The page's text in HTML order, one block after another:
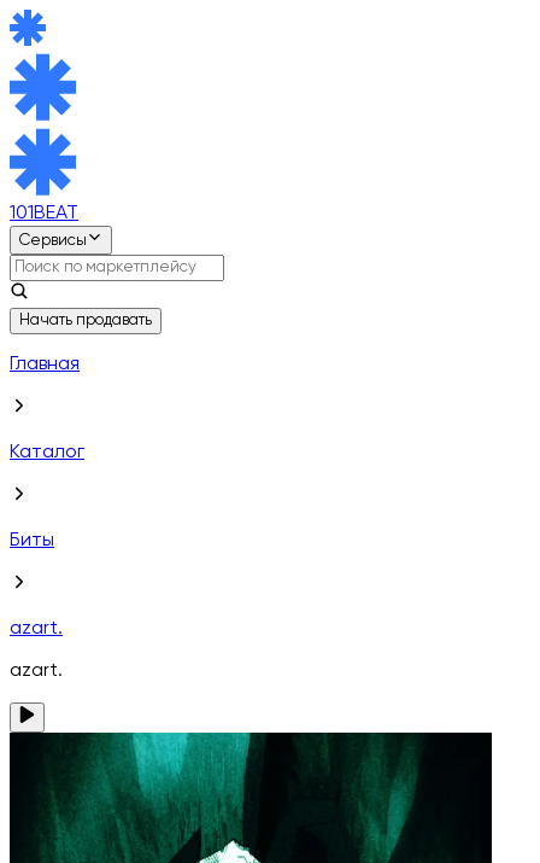
101BEAT
Сервисы
Начать продавать
Главная
Каталог
Биты
azart.
azart.